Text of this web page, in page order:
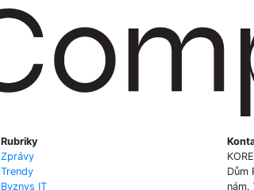
Rubriky
Zprávy
Trendy
Byznys IT
Dům
nám.